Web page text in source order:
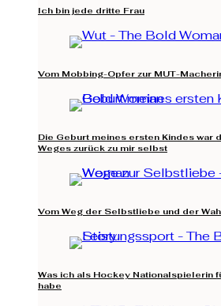
Ich bin jede dritte Frau
Vom Mobbing-Opfer zur MUT-
Die Geburt meines ersten Kindes war
Weges zurück zu mir selbst
Vom Weg der Selbstliebe und der
Was ich als Hockey Nationalspielerin
habe